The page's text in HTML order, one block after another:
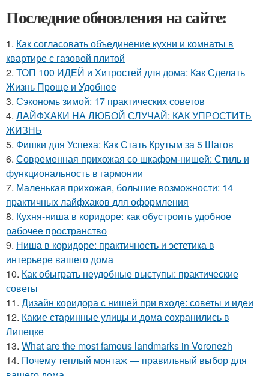
Последние обновления на сайте:
1. Как согласовать объединение кухни и комнаты в
квартире с газовой плитой
2. ТОП 100 ИДЕЙ и Хитростей для дома: Как Сделать
Жизнь Проще и Удобнее
3. Сэкономь зимой: 17 практических советов
4. ЛАЙФХАКИ НА ЛЮБОЙ СЛУЧАЙ: КАК УПРОСТИТЬ
ЖИЗНЬ
5. Фишки для Успеха: Как Стать Крутым за 5 Шагов
6. Современная прихожая со шкафом-нишей: Стиль и
функциональность в гармонии
7. Маленькая прихожая, большие возможности: 14
практичных лайфхаков для оформления
8. Кухня-ниша в коридоре: как обустроить удобное
рабочее пространство
9. Ниша в коридоре: практичность и эстетика в
интерьере вашего дома
10. Как обыграть неудобные выступы: практические
советы
11. Дизайн коридора с нишей при входе: советы и идеи
12. Какие старинные улицы и дома сохранились в
Липецке
13. What are the most famous landmarks in Voronezh
14. Почему теплый монтаж — правильный выбор для